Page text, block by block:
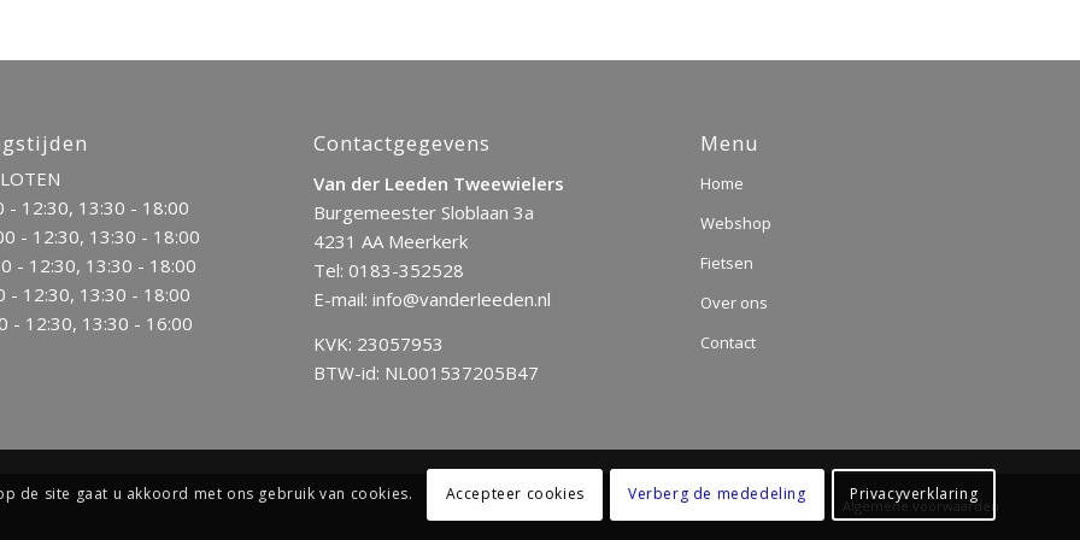
- 12:30, 13:30 - 18:00
- 12:30, 13:30 - 18:00
- 12:30, 13:30 - 18:00
- 12:30, 13:30 - 18:00
- 12:30, 13:30 - 16:00
Contactgegevens
Van der Leeden Tweewielers
Burgemeester Sloblaan 3a
4231 AA Meerkerk
Tel: 0183-352528
E-mail:info@vanderleeden.nl
KVK: 23057953
BTW-id: NL001537205B47
Menu
Home
Webshop
Fietsen
Over ons
Contact
Algemene voorwaarden
de site gaat u akkoord met ons gebruik van cookies. Accepteer cookies Verberg de mededeling Privacyverklaring